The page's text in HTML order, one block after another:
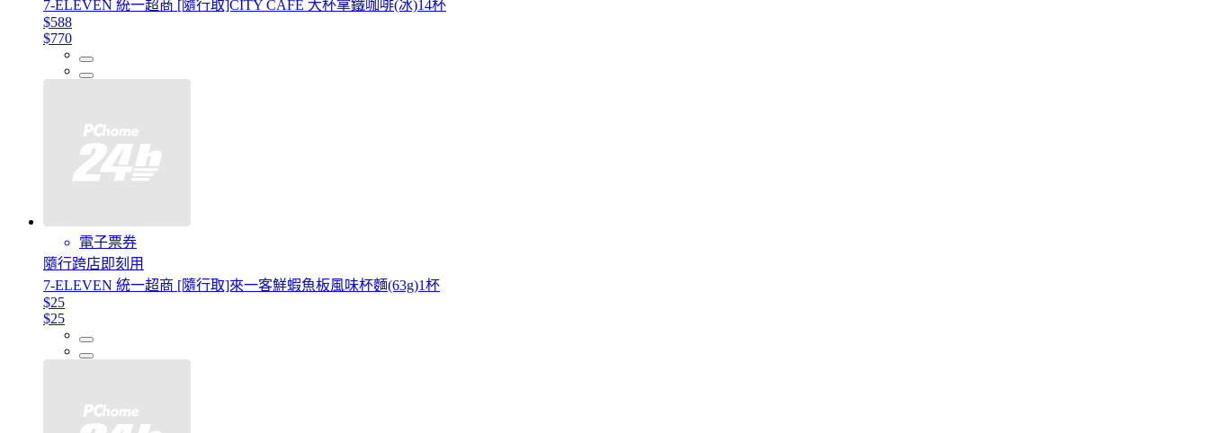
7-ELEVEN 統一超商 [隨行取]CITY CAFÉ 大杯拿鐵咖啡(冰)14杯
$588
$770
電子票券
隨行跨店即刻用
7-ELEVEN 統一超商 [隨行取]來一客鮮蝦魚板風味杯麵(63g)1杯
$25
$25